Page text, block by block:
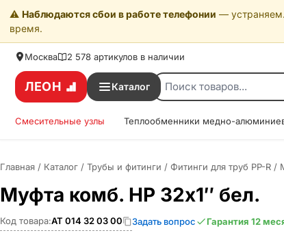
⚠️ Наблюдаются сбои в работе телефонии —
время.
Москва 2 578 артикулов в наличии
ЛЕОН Каталог
Смесительные узлы Теплообменники медно-
Главная / Каталог / Трубы и фитинги / Фитинги для труб PP-R /
Муфта комб. НР 32х1″ бел.
Код товара:АТ 014 32 03 00 Задать вопрос Гарантия 12